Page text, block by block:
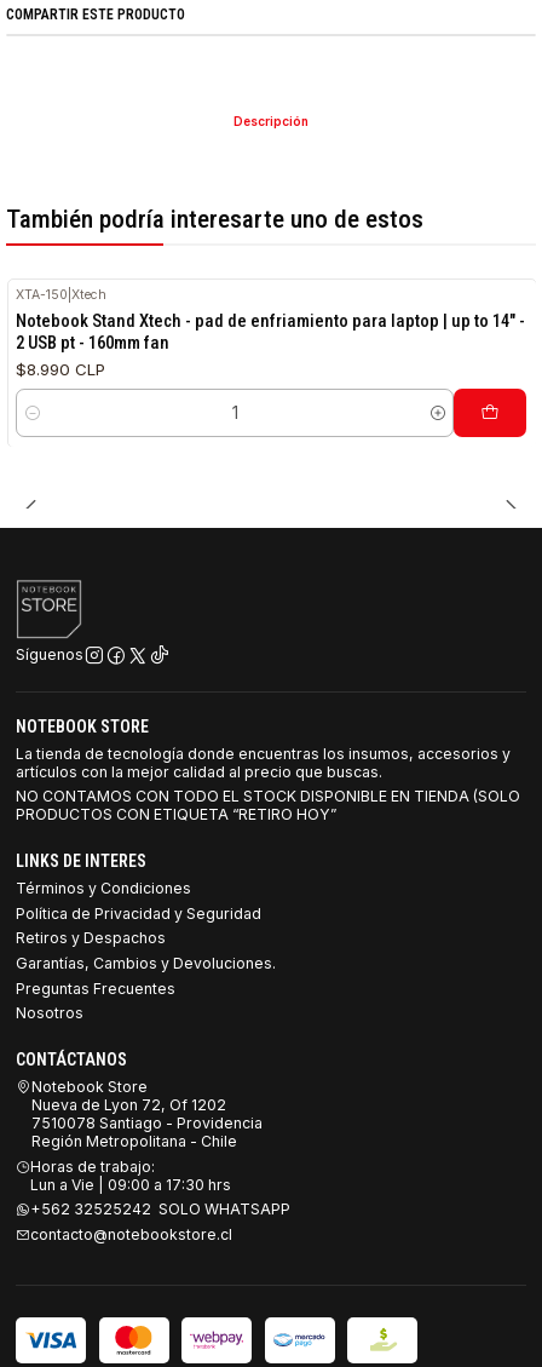
COMPARTIR ESTE PRODUCTO
Descripción
También podría interesarte uno de estos
XTA-150 |Xtech
Notebook Stand Xtech - pad de enfriamiento para laptop | up to 14" -
2 USB pt - 160mm fan
$8.990 CLP
Cantidad
Síguenos
NOTEBOOK STORE
La tienda de tecnología donde encuentras los insumos, accesorios y
artículos con la mejor calidad al precio que buscas.
NO CONTAMOS CON TODO EL STOCK DISPONIBLE EN TIENDA (SOLO
PRODUCTOS CON ETIQUETA “RETIRO HOY”
LINKS DE INTERES
Términos y Condiciones
Política de Privacidad y Seguridad
Retiros y Despachos
Garantías, Cambios y Devoluciones.
Preguntas Frecuentes
Nosotros
CONTÁCTANOS
Notebook Store
Nueva de Lyon 72, Of 1202
7510078 Santiago - Providencia
Región Metropolitana - Chile
Horas de trabajo:
Lun a Vie | 09:00 a 17:30 hrs
+562 32525242 SOLO WHATSAPP
contacto@notebookstore.cl